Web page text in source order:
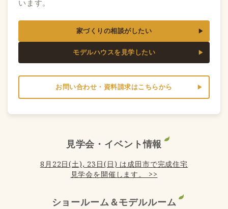
います。
家づくりの相談がしたい
モデルハウスを見学したい
お問い合わせ・資料請求はこちらから
見学会・イベント情報
8月22日(土), 23日(日) は成田市で完成住宅
見学会を開催します。 >>
ショールーム＆モデルルーム